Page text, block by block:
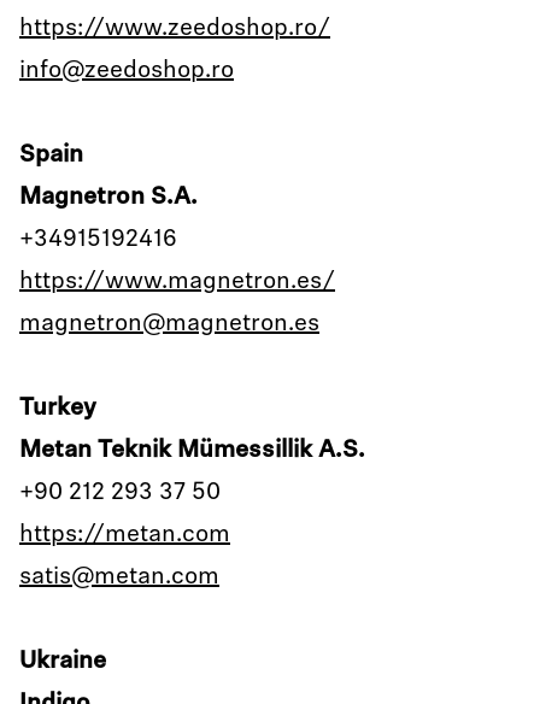
https://www.zeedoshop.ro/
info@zeedoshop.ro
Spain
Magnetron S.A.
+34915192416
https://www.magnetron.es/
magnetron@magnetron.es
Turkey
Metan Teknik Mümessillik A.S.
+90 212 293 37 50
https://metan.com
satis@metan.com
Ukraine